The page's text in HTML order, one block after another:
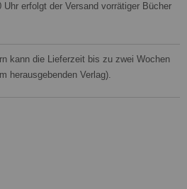
erfolgt der Versand vorrätiger Bücher
kann die Lieferzeit bis zu zwei Wochen
herausgebenden Verlag).